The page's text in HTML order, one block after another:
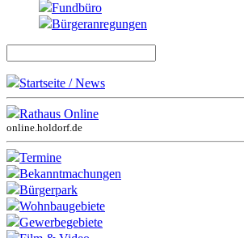
Fundbüro
Bürgeranregungen
Startseite / News
Rathaus Online
online.holdorf.de
Termine
Bekanntmachungen
Bürgerpark
Wohnbaugebiete
Gewerbegebiete